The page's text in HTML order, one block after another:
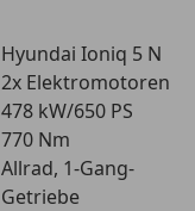
Hyundai Ioniq 5 N
2x Elektromotoren
478 kW/650 PS
770 Nm
Allrad, 1-Gang-
Getriebe